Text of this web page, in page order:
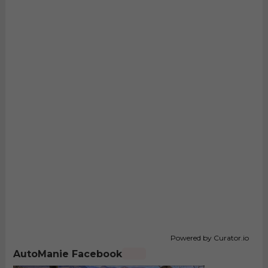
Powered by Curator.io
AutoManie Facebook